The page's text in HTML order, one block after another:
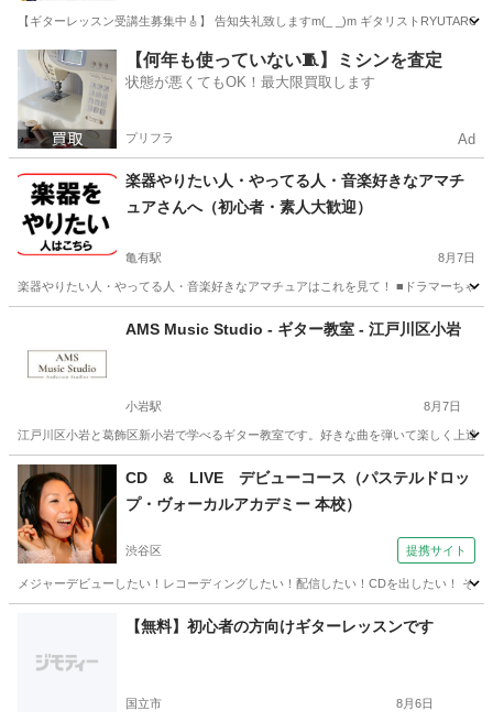
【ギターレッスン受講生募集中🎸】 告知失礼致しますm(_ _)m ギタリスト
東京 多摩市 京王多摩センター駅 ギター レッスン
【何年も使っていない🧵】ミシンを査定
状態が悪くてもOK！最大限買取します
プリフラ Ad
楽器やりたい人・やってる人・音楽好きなアマチ
ュアさんへ（初心者・素人大歓迎）
亀有駅 8月7日
楽器やりたい人・やってる人・音楽好きなアマチュアはこれを見て！ ■ドラマーちゃ
セッション
AMS Music Studio - ギター教室 - 江戸川区小岩
小岩駅 8月7日
江戸川区小岩と葛飾区新小岩で学べるギター教室です。好きな曲を弾いて楽しく上達
東京 江戸川区 CD & LIVE デビューコース（パステルドロッ
プ・ヴォーカルアカデミー 本校）
渋谷区 提携サイト
メジャーデビューしたい！レコーディングしたい！配信したい！CDを出したい！ そ
ボーカル
【無料】初心者の方向けギターレッスンです
国立市 8月6日